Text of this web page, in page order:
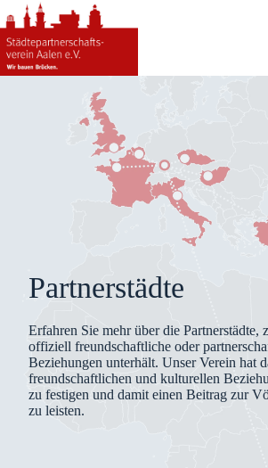
Inhalt
springen
Partnerstädte
Erfahren Sie mehr über die Partnerstädte,
offiziell freundschaftliche oder
Beziehungen unterhält. Unser Verein hat
freundschaftlichen und kulturellen
zu festigen und damit einen Beitrag zur
zu leisten.